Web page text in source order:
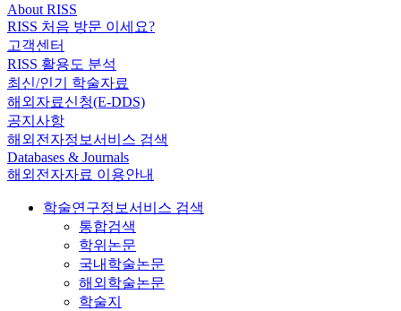
About RISS
RISS 처음 방문 이세요?
고객센터
RISS 활용도 분석
최신/인기 학술자료
해외자료신청(E-DDS)
공지사항
해외전자정보서비스 검색
Databases & Journals
해외전자자료 이용안내
학술연구정보서비스 검색
통합검색
학위논문
국내학술논문
해외학술논문
학술지